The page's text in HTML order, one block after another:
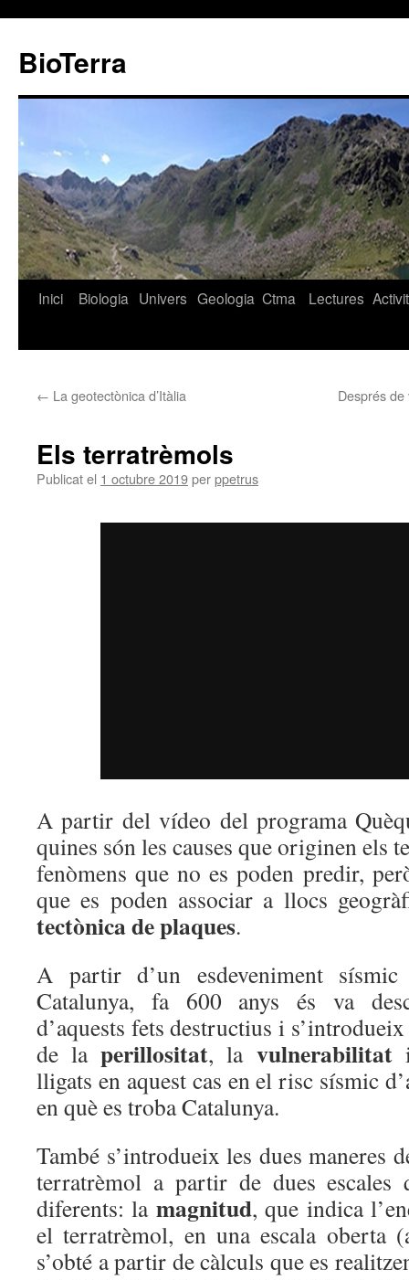
BioTerra
Vés
Inici Biologia Univers Geologia Ctma Lectures
← La geotectònica d’Itàlia Després
Els terratrèmols
Publicat el 1 octubre 2019perppetrus
A partir del vídeo del programa
quines són les causes que originen els
fenòmens que no es poden predir,
que es poden associar a llocs
tectònica de plaques.
A partir d’un esdeveniment
Catalunya, fa 600 anys és va
d’aquests fets destructius i
de laperillositat, la vulnerabilitati
lligats en aquest cas en el risc sísmic
en què es troba Catalunya.
També s’introdueix les dues maneres
terratrèmol a partir de dues escales
diferents: la magnitud, que indica
el terratrèmol, en una escala oberta
s’obté a partir de càlculs que es